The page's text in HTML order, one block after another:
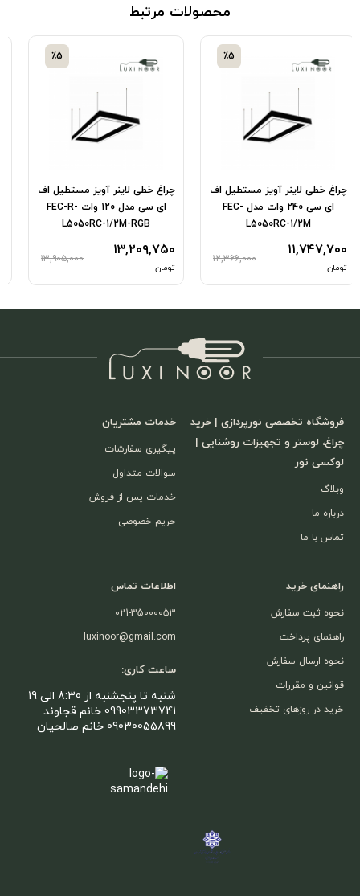
محصولات مرتبط
خطی لاینر آویز مستطیل اف
ای سی مدل 120 وات FEC-R-
L5050RC-1/2M-RGB
۱۳,۹۰۵,۰۰۰
چراغ خطی لاینر رگالی سنسور دار
اف ای سی FEC-1834S-1M-10W-
12V
۲,۰۵۲,۰۰۰
تومان
۲,۱۶۰,۰۰۰
فروشگاه تخصصی نورپردازی | خرید
چراغ، لوستر و تجهیزات روشنایی |
لوکسی نور
وبلاگ
درباره ما
تماس با ما
خدمات مشتریان
پیگیری سفارشات
سوالات متداول
خدمات پس از فروش
حریم خصوصی
راهنمای خرید
نحوه ثبت سفارش
راهنمای پرداخت
نحوه ارسال سفارش
قوانین و مقررات
خرید در روزهای تخفیف
اطلاعات تماس
021-35000053
luxinoor@gmail.com
ساعت کاری:
شنبه تا پنجشنبه از 8:30 الی 19
09903373741 خانم قجاوند
09030055899 خانم صالحیان